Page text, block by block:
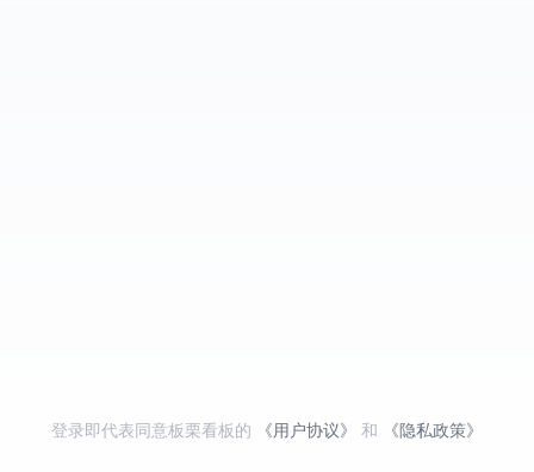
登录即代表同意板栗看板的 《用户协议》 和 《隐私政策》